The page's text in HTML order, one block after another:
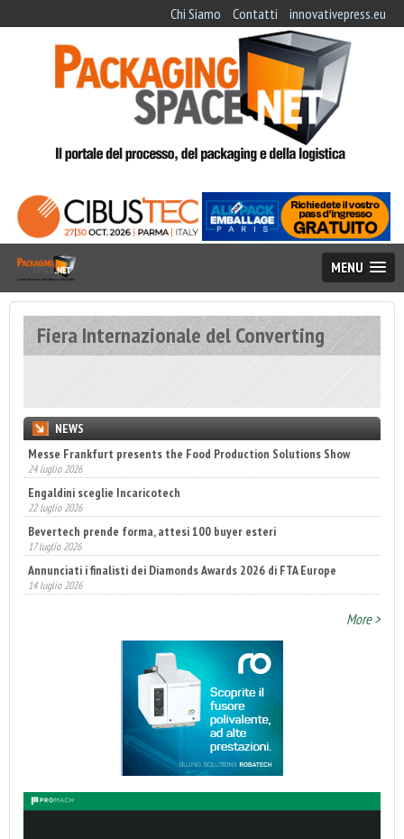
Chi Siamo Contatti innovativepress.eu
MENU
Fiera Internazionale del Converting
NEWS
Messe Frankfurt presents the Food Production Solutions Show
24 luglio 2026
Engaldini sceglie Incaricotech
22 luglio 2026
Bevertech prende forma, attesi 100 buyer esteri
17 luglio 2026
Annunciati i finalisti dei Diamonds Awards 2026 di FTA Europe
14 luglio 2026
Fatturato record per l'industria cosmetica in Italia
More >